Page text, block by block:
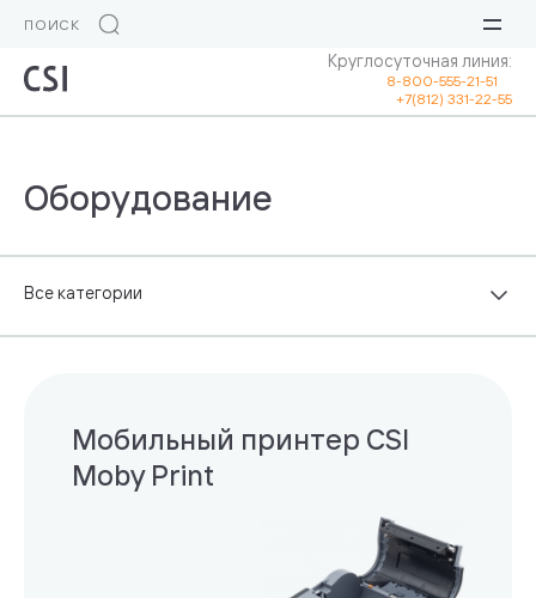
Круглосуточная линия:
8-800-555-21-51
+7(812) 331-22-55
Мобильный принтер CSI
Moby Print